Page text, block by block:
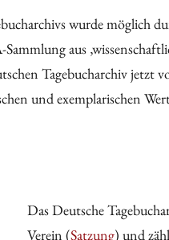
wurde möglich
aus
Tagebucharchiv jetzt
und exemplarischen
Das Deutsche
Verein (Satzung) und